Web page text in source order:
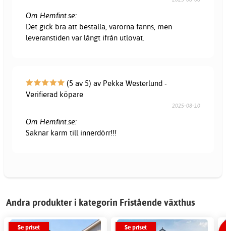
Om Hemfint.se:
Det gick bra att beställa, varorna fanns, men
leveranstiden var långt ifrån utlovat.
(5 av 5) av Pekka Westerlund -
Verifierad köpare
2025-08-10
Om Hemfint.se:
Saknar karm till innerdörr!!!
Andra produkter i kategorin Fristående växthus
Se priset Se priset